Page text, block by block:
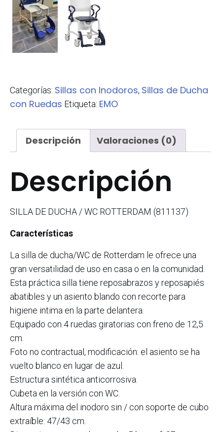
Categorías: Sillas con Inodoros, Sillas de Ducha
con Ruedas Etiqueta: EMO
Descripción Valoraciones (0)
Descripción
SILLA DE DUCHA / WC ROTTERDAM (811137)
Características
La silla de ducha/WC de Rotterdam le ofrece una
gran versatilidad de uso en casa o en la comunidad.
Esta práctica silla tiene reposabrazos y reposapiés
abatibles y un asiento blando con recorte para
higiene intima en la parte delantera.
Equipado con 4 ruedas giratorias con freno de 12,5
cm.
Foto no contractual, modificación: el asiento se ha
vuelto blanco en lugar de azul.
Estructura sintética anticorrosiva.
Cubeta en la versión con WC.
Altura máxima del inodoro sin / con soporte de cubo
extraíble: 47/43 cm.